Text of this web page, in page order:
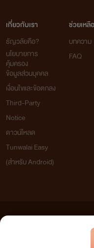
เกี่ยวกับเรา
ธัญวลัยคือ?
นโยบายการ
คุ้มครอง
ข้อมูลส่วนบุคคล
เงื่อนไขและข้อตกลง
Third-Party
Notice
ดาวน์โหลด
Tunwalai Easy
(สำหรับ Android)
ช่วยเหลือ
บทความ
FAQ
เว็บไซต์แห่งนี้ไม่ได้เห็นด้วยและไม่ขอรับผิ
วิจารณญาณในการกลั่นกรองด้วยตนเอง แ